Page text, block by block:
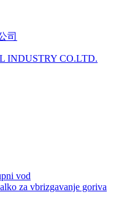
司
INDUSTRY CO.LTD.
vod
za vbrizgavanje goriva